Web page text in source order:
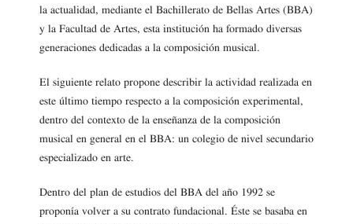
la actualidad, mediante el Bachillerato de Bellas Artes (BBA)
y la Facultad de Artes, esta institución ha formado diversas
generaciones dedicadas a la composición musical.
El siguiente relato propone describir la actividad realizada en
este último tiempo respecto a la composición experimental,
dentro del contexto de la enseñanza de la composición
musical en general en el BBA: un colegio de nivel secundario
especializado en arte.
Dentro del plan de estudios del BBA del año 1992 se
proponía volver a su contrato fundacional. Éste se basaba en